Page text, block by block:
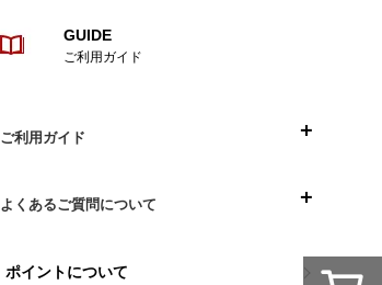
GUIDE
ご利用ガイド
ご利用ガイド
よくあるご質問について
ポイントについて